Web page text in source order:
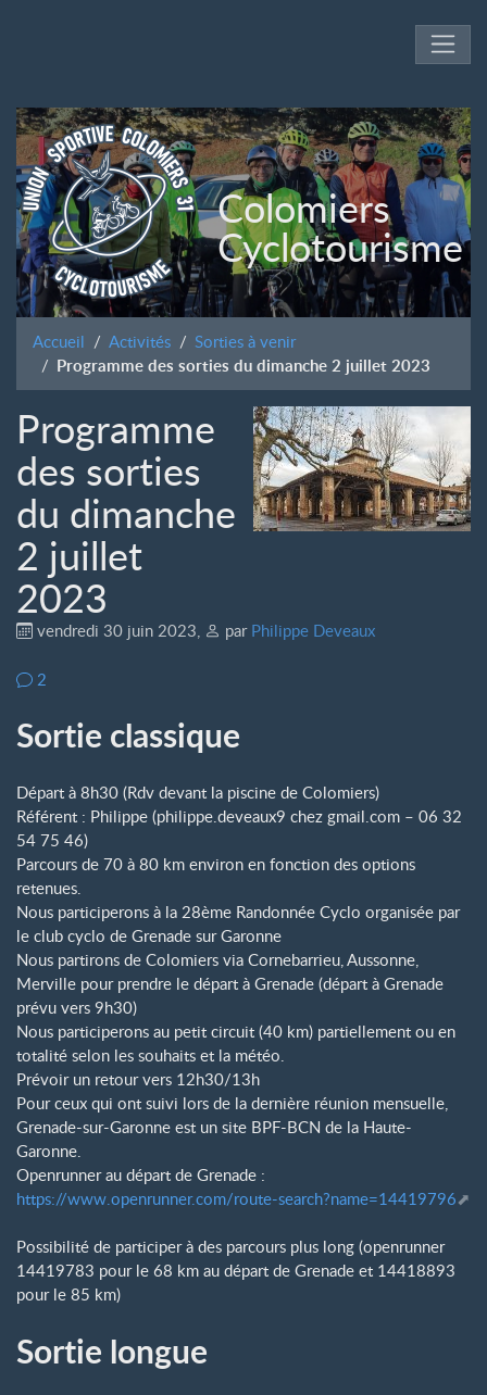
Colomiers
Cyclotourisme
Accueil Activités Sorties à venir
Programme des sorties du dimanche 2 juillet 2023
Programme
des sorties
du dimanche
2 juillet
2023
vendredi 30 juin 2023, par Philippe Deveaux
2
Sortie classique
Départ à 8h30 (Rdv devant la piscine de Colomiers)
Référent : Philippe (philippe.deveaux9 chez gmail.com – 06 32
54 75 46)
Parcours de 70 à 80 km environ en fonction des options
retenues.
Nous participerons à la 28ème Randonnée Cyclo organisée par
le club cyclo de Grenade sur Garonne
Nous partirons de Colomiers via Cornebarrieu, Aussonne,
Merville pour prendre le départ à Grenade (départ à Grenade
prévu vers 9h30)
Nous participerons au petit circuit (40 km) partiellement ou en
totalité selon les souhaits et la météo.
Prévoir un retour vers 12h30/13h
Pour ceux qui ont suivi lors de la dernière réunion mensuelle,
Grenade-sur-Garonne est un site BPF-BCN de la Haute-
Garonne.
Openrunner au départ de Grenade :
https://www.openrunner.com/route-search?name=14419796
Possibilité de participer à des parcours plus long (openrunner
14419783 pour le 68 km au départ de Grenade et 14418893
pour le 85 km)
Sortie longue